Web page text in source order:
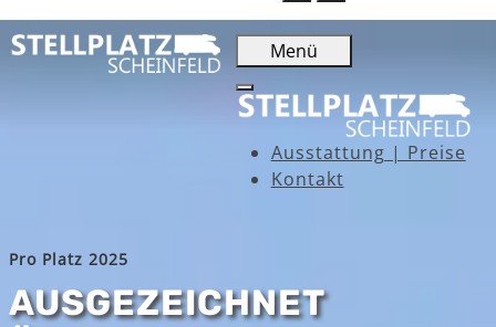
Menü
Ausstattung | Preise
Kontakt
Pro Platz 2025
AUSGEZEICHNET